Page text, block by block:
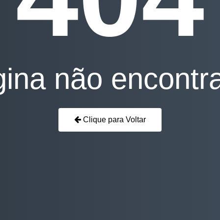
não
Clique para Voltar